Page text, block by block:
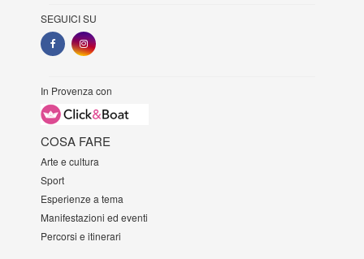
SEGUICI SU
In Provenza con
COSA FARE
Arte e cultura
Sport
Esperienze a tema
Manifestazioni ed eventi
Percorsi e itinerari